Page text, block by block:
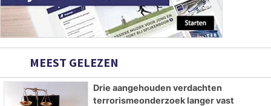
MEEST GELEZEN
Drie aangehouden verdachten
terrorismeonderzoek langer vast